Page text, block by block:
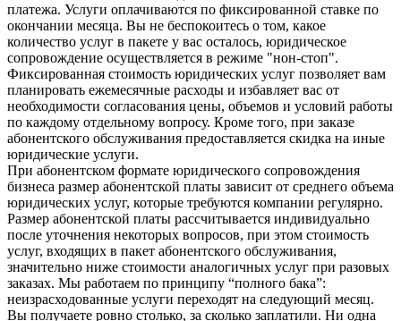
платежа. Услуги оплачиваются по фиксированной ставке по
окончании месяца. Вы не беспокоитесь о том, какое
количество услуг в пакете у вас осталось, юридическое
сопровождение осуществляется в режиме "нон-стоп".
Фиксированная стоимость юридических услуг позволяет вам
планировать ежемесячные расходы и избавляет вас от
необходимости согласования цены, объемов и условий работы
по каждому отдельному вопросу. Кроме того, при заказе
абонентского обслуживания предоставляется скидка на иные
юридические услуги.
При абонентском формате юридического сопровождения
бизнеса размер абонентской платы зависит от среднего объема
юридических услуг, которые требуются компании регулярно.
Размер абонентской платы рассчитывается индивидуально
после уточнения некоторых вопросов, при этом стоимость
услуг, входящих в пакет абонентского обслуживания,
значительно ниже стоимости аналогичных услуг при разовых
заказах. Мы работаем по принципу “полного бака”:
неизрасходованные услуги переходят на следующий месяц.
Вы получаете ровно столько, за сколько заплатили. Ни одна